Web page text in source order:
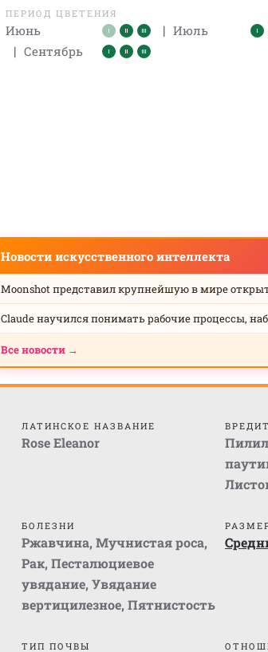
ПЕРИОД ЦВЕТЕНИЯ
Июнь | Июль
| Сентябрь
Новости искусственного интеллекта
Moonshot представил крупнейшую в мире
Claude научился понимать рабочие процессы,
Все новости →
ЛАТИНСКОЕ НАЗВАНИЕ
Rose Eleanor
БОЛЕЗНИ
Ржавчина, Мучнистая роса,
Рак, Песталюциевое
увядание, Увядание
вертицилезное, Пятнистость
ТИП ПОЧВЫ